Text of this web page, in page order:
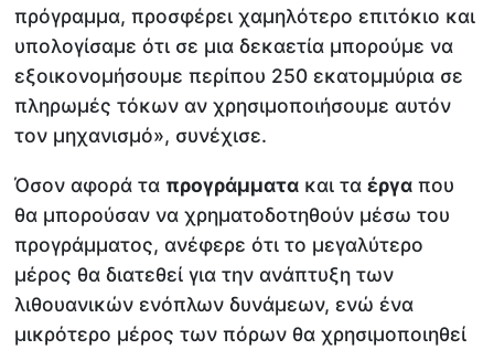
πρόγραμμα, προσφέρει χαμηλότερο επιτόκιο και
υπολογίσαμε ότι σε μια δεκαετία μπορούμε να
εξοικονομήσουμε περίπου 250 εκατομμύρια σε
πληρωμές τόκων αν χρησιμοποιήσουμε αυτόν
τον μηχανισμό», συνέχισε.
Όσον αφορά τα προγράμματα και ταέργα που
θα μπορούσαν να χρηματοδοτηθούν μέσω του
προγράμματος, ανέφερε ότι το μεγαλύτερο
μέρος θα διατεθεί για την ανάπτυξη των
λιθουανικών ενόπλων δυνάμεων, ενώ ένα
μικρότερο μέρος των πόρων θα χρησιμοποιηθεί